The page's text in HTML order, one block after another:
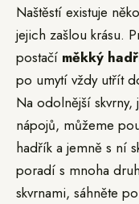
Naštěstí existuje
jejich zašlou krásu.
postačí měkký
po umytí vždy utřít
Na odolnější
nápojů, můžeme
hadřík a jemně s ní
poradí s mnoha
skvrnami, sáhněte